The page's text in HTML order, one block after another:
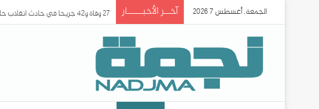
الجمعة, أغسطس 7 2026 آخــر الأخبـــــار 27 وفاة و42 جريحا في حادث انقلاب حافلة ببومرداس..